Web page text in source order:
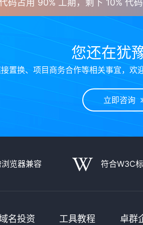
您还在犹
置换、项目商务合作等相关事宜，
立即咨询
浏览器兼容 符合W3C
名投资 工具教程 卓群